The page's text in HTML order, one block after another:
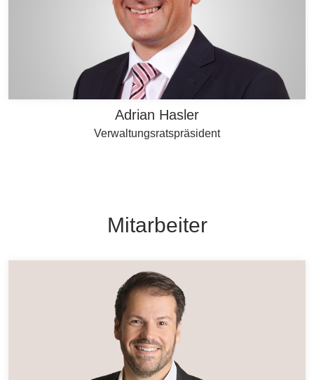
Adrian Hasler
Verwaltungsratspräsident
Mitarbeiter